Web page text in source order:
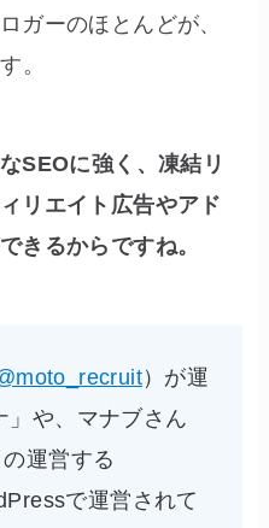
ガーのほとんどが、
。
SEOに強く、凍結リ
リエイト広告やアド
きるからですね。
）が運
」や、マナブさん
の運営する
で運営されて